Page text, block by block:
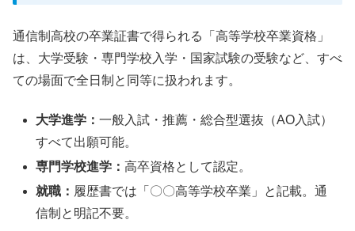
通信制高校の卒業証書で得られる「高等学校卒業資格」
は、大学受験・専門学校入学・国家試験の受験など、すべ
ての場面で全日制と同等に扱われます。
大学進学：一般入試・推薦・総合型選抜（AO入試）
すべて出願可能。
専門学校進学：高卒資格として認定。
就職： 履歴書では「〇〇高等学校卒業」と記載。通
信制と明記不要。